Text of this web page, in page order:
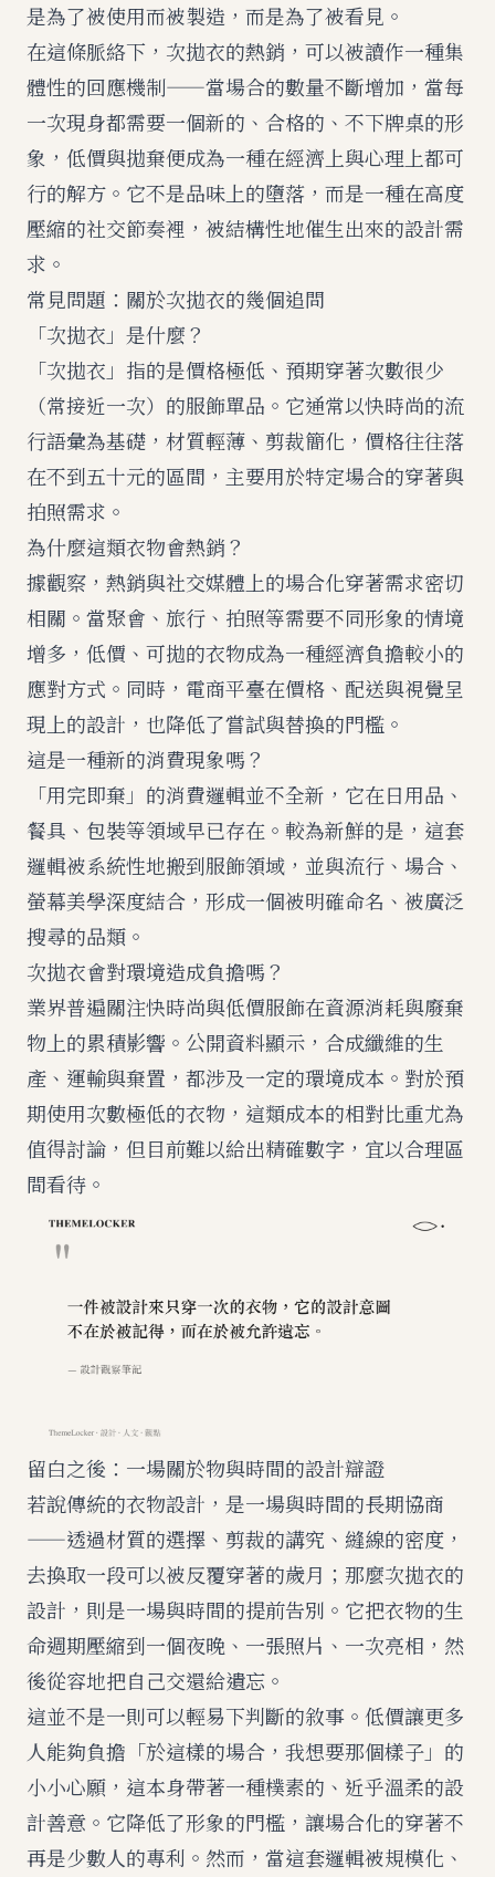
是為了被使用而被製造，而是為了被看見。
在這條脈絡下，次拋衣的熱銷，可以被讀作一種集
體性的回應機制——當場合的數量不斷增加，當每
一次現身都需要一個新的、合格的、不下牌桌的形
象，低價與拋棄便成為一種在經濟上與心理上都可
行的解方。它不是品味上的墮落，而是一種在高度
壓縮的社交節奏裡，被結構性地催生出來的設計需
求。
常見問題：關於次拋衣的幾個追問
「次拋衣」是什麼？
「次拋衣」指的是價格極低、預期穿著次數很少
（常接近一次）的服飾單品。它通常以快時尚的流
行語彙為基礎，材質輕薄、剪裁簡化，價格往往落
在不到五十元的區間，主要用於特定場合的穿著與
拍照需求。
為什麼這類衣物會熱銷？
據觀察，熱銷與社交媒體上的場合化穿著需求密切
相關。當聚會、旅行、拍照等需要不同形象的情境
增多，低價、可拋的衣物成為一種經濟負擔較小的
應對方式。同時，電商平臺在價格、配送與視覺呈
現上的設計，也降低了嘗試與替換的門檻。
這是一種新的消費現象嗎？
「用完即棄」的消費邏輯並不全新，它在日用品、
餐具、包裝等領域早已存在。較為新鮮的是，這套
邏輯被系統性地搬到服飾領域，並與流行、場合、
螢幕美學深度結合，形成一個被明確命名、被廣泛
搜尋的品類。
次拋衣會對環境造成負擔嗎？
業界普遍關注快時尚與低價服飾在資源消耗與廢棄
物上的累積影響。公開資料顯示，合成纖維的生
產、運輸與棄置，都涉及一定的環境成本。對於預
期使用次數極低的衣物，這類成本的相對比重尤為
值得討論，但目前難以給出精確數字，宜以合理區
間看待。
留白之後：一場關於物與時間的設計辯證
若說傳統的衣物設計，是一場與時間的長期協商
——透過材質的選擇、剪裁的講究、縫線的密度，
去換取一段可以被反覆穿著的歲月；那麼次拋衣的
設計，則是一場與時間的提前告別。它把衣物的生
命週期壓縮到一個夜晚、一張照片、一次亮相，然
後從容地把自己交還給遺忘。
這並不是一則可以輕易下判斷的敘事。低價讓更多
人能夠負擔「於這樣的場合，我想要那個樣子」的
小小心願，這本身帶著一種樸素的、近乎溫柔的設
計善意。它降低了形象的門檻，讓場合化的穿著不
再是少數人的專利。然而，當這套邏輯被規模化、